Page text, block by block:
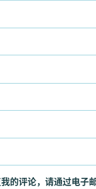
的评论，请通过电子